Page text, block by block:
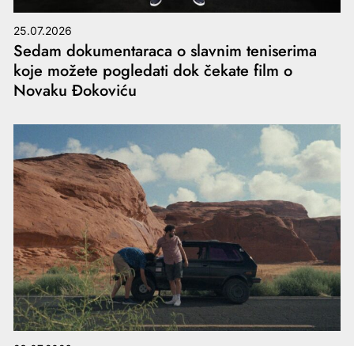
25.07.2026
Sedam dokumentaraca o slavnim teniserima
koje možete pogledati dok čekate film o
Novaku Đokoviću